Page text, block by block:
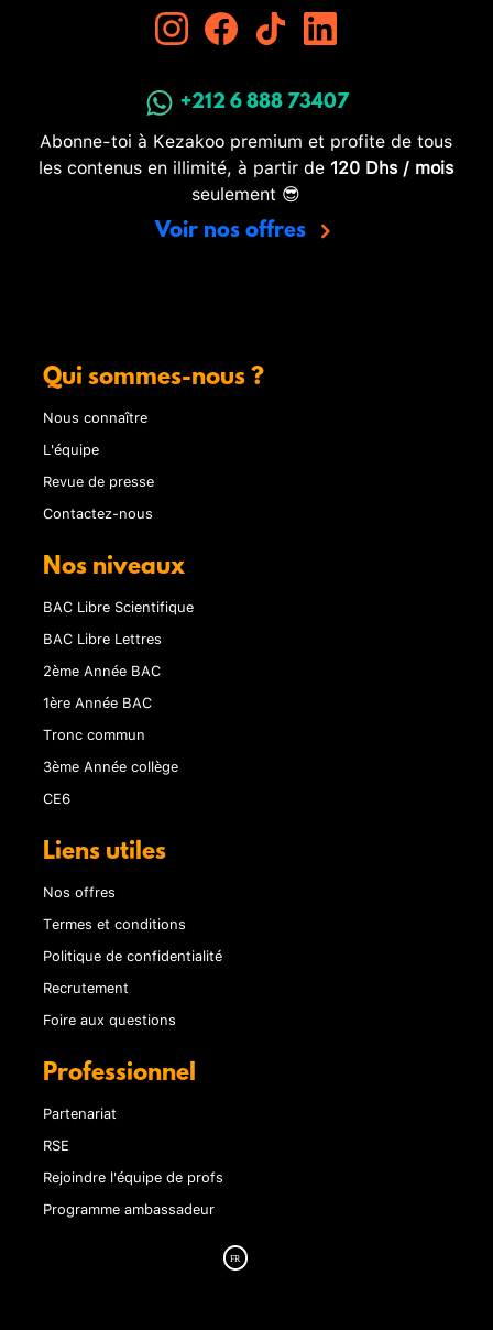
+212 6 888 73407
Abonne-toi à Kezakoo premium et profite de tous
les contenus en illimité, à partir de 120 Dhs / mois
seulement 😎
Voir nos offres
Qui sommes-nous ?
Nous connaître
L'équipe
Revue de presse
Contactez-nous
Nos niveaux
BAC Libre Scientifique
BAC Libre Lettres
2ème Année BAC
1ère Année BAC
Tronc commun
3ème Année collège
CE6
Liens utiles
Nos offres
Termes et conditions
Politique de confidentialité
Recrutement
Foire aux questions
Professionnel
Partenariat
RSE
Rejoindre l'équipe de profs
Programme ambassadeur